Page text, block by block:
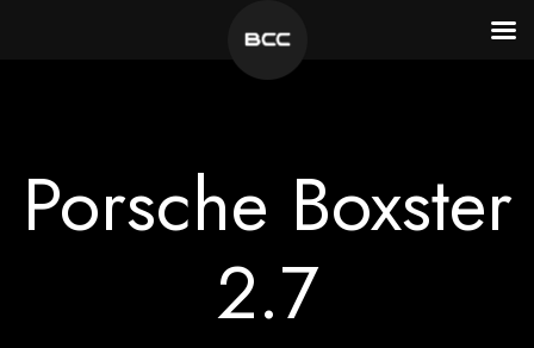
Porsche Boxster
2.7